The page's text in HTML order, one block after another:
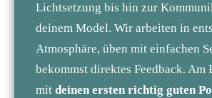
Lichtsetzung bis hin zur
deinem Model. Wir arbeiten in
Atmosphäre, üben mit einfachen
bekommst direktes Feedback. Am
mit deinen ersten richtig guten